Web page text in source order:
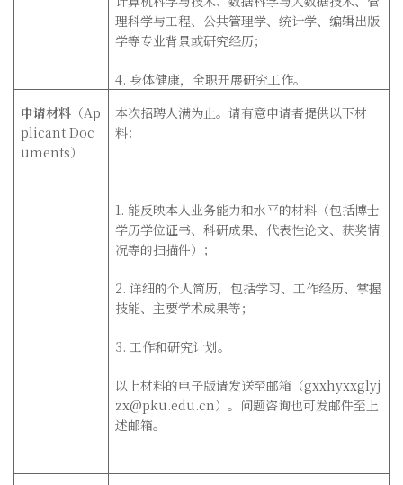
理科学与工程、公共管理学、统计学、编辑出版
学等专业背景或研究经历；
4. 身体健康，全职开展研究工作。
申请材料 （Ap
plicant Doc
uments）
本次招聘人满为止。请有意申请者提供以下材
料：
1. 能反映本人业务能力和水平的材料（包括博士
学历学位证书、科研成果、代表性论文、获奖情
况等的扫描件）；
2.详细的个人简历，包括学习、工作经历、掌握
技能、主要学术成果等；
3. 工作和研究计划。
以上材料的电子版请发送至邮箱（gxxhyxxglyj
zx@pku.edu.cn）。问题咨询也可发邮件至上
述邮箱。